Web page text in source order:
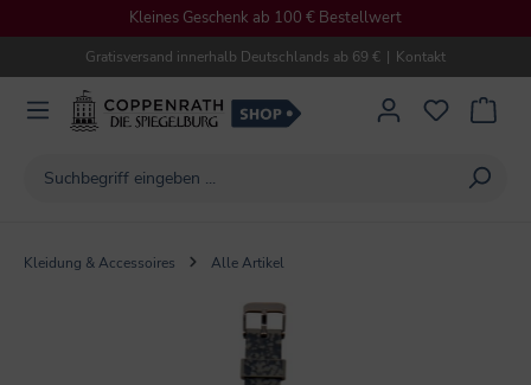
Kleines Geschenk ab 100 € Bestellwert
Gratisversand innerhalb Deutschlands ab 69 € | Kontakt
Kleidung & Accessoires Alle Artikel